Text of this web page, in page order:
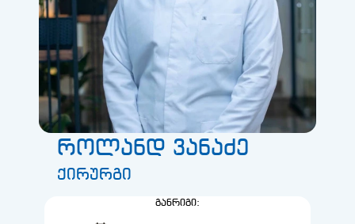
როლანდ ვანაძე
ქირურგი
ᲒᲐᲜᲠᲘᲒᲘ: